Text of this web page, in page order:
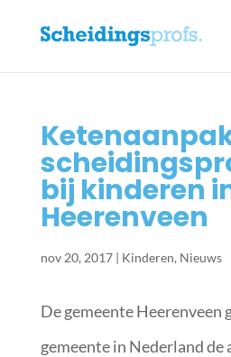
bij kinderen
Heerenveen
nov 20, 2017| Kinderen, Nieuws
De gemeente Heerenveen
gemeente in Nederland de